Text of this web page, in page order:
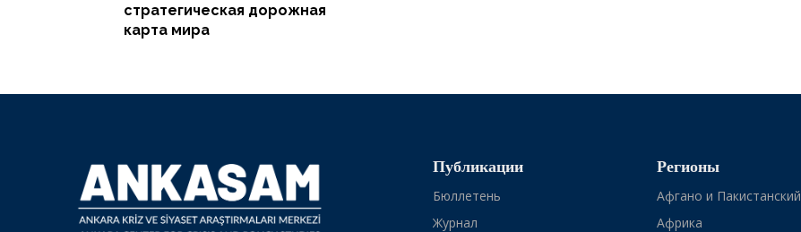
стратегическая дорожная
карта мира
Публикации
Бюллетень
Журнал
Регионы
Афгано и Пакистанский
Африка